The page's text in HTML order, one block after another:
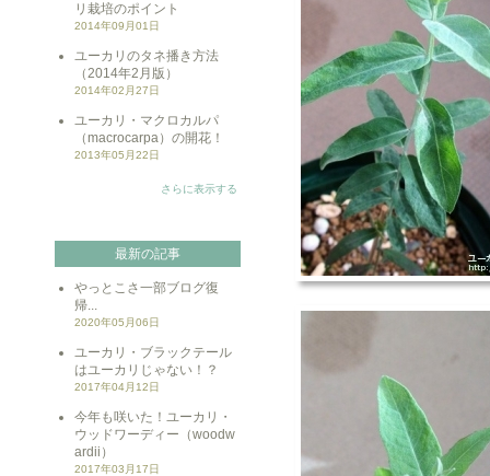
リ栽培のポイント
2014年09月01日
ユーカリのタネ播き方法
（2014年2月版）
2014年02月27日
ユーカリ・マクロカルパ
（macrocarpa）の開花！
2013年05月22日
さらに表示する
最新の記事
やっとこさ一部ブログ復
帰...
2020年05月06日
ユーカリ・ブラックテール
はユーカリじゃない！？
2017年04月12日
今年も咲いた！ユーカリ・
ウッドワーディー（woodw
ardii）
2017年03月17日